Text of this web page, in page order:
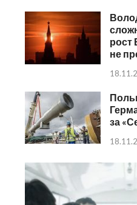
рост
не
за